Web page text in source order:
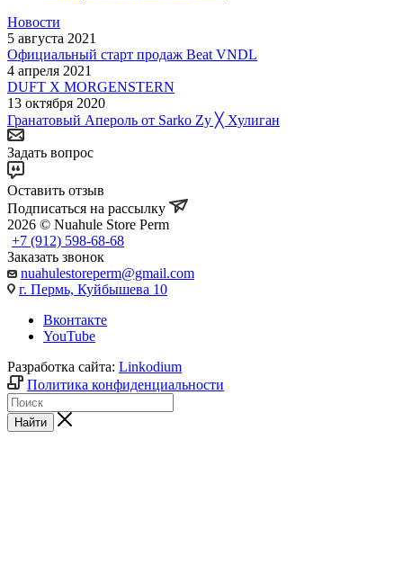
Новости
5 августа 2021
Официальный старт продаж Beat VNDL
4 апреля 2021
DUFT X MORGENSTERN
13 октября 2020
Гранатовый Апероль от Sarko Zy ╳ Хулиган
Задать вопрос
Оставить отзыв
Подписаться на рассылку
2026 © Nuahule Store Perm
+7 (912) 598-68-68
Заказать звонок
nuahulestoreperm@gmail.com
г. Пермь, Куйбышева 10
Вконтакте
YouTube
Разработка сайта: Linkodium
Политика конфиденциальности
Найти